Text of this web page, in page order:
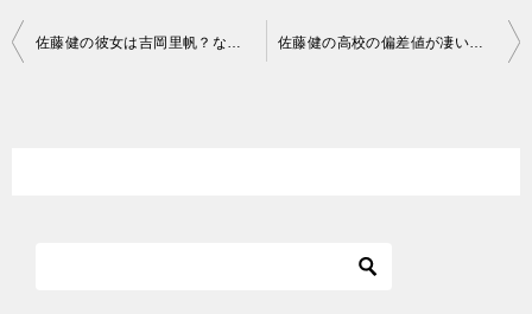
投
佐藤健の彼女は吉岡里帆？なれそめや左手薬指の指輪の実態 佐藤健の高校の偏差値が凄い｜埼玉県の進学校